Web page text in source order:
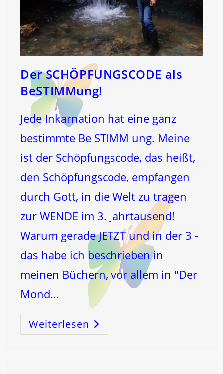
Der SCHÖPFUNGSCODE als
BeSTIMMung!
Jede Inkarnation hat eine ganz
bestimmte Be STIMM ung. Meine
ist der Schöpfungscode, das heißt,
den Schöpfungscode, empfangen
durch Gott, in die Welt zu tragen
zur WENDE im 3. Jahrtausend!
Warum gerade JETZT und in der 3 -
das habe ich beschrieben in
meinen Büchern, vor allem in "Der
Mond…
Weiterlesen Der
SCHÖPFUNGSCODE
Als